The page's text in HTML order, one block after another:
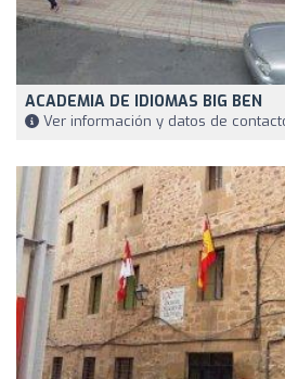
ACADEMIA DE IDIOMAS BIG BEN
Ver información y datos de